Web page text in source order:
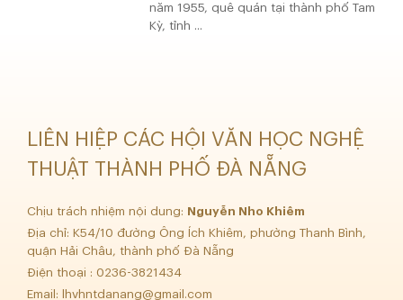
năm 1955, quê quán tại thành phố Tam
Kỳ, tỉnh ...
LIÊN HIỆP CÁC HỘI VĂN HỌC NGHỆ
THUẬT THÀNH PHỐ ĐÀ NẴNG
Chịu trách nhiệm nội dung: Nguyễn Nho Khiêm
Địa chỉ: K54/10 đường Ông Ích Khiêm, phường Thanh Bình,
quận Hải Châu, thành phố Đà Nẵng
Điện thoại : 0236-3821434
Email:
lhvhntdanang@gmail.com